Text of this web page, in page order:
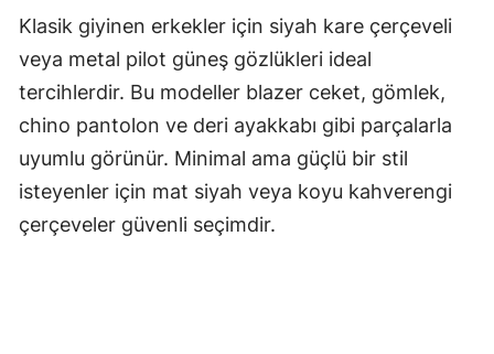
Klasik giyinen erkekler için siyah kare çerçeveli
veya metal pilot güneş gözlükleri ideal
tercihlerdir. Bu modeller blazer ceket, gömlek,
chino pantolon ve deri ayakkabı gibi parçalarla
uyumlu görünür. Minimal ama güçlü bir stil
isteyenler için mat siyah veya koyu kahverengi
çerçeveler güvenli seçimdir.